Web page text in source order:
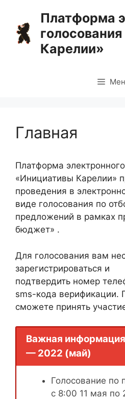
содержимому
Платформа
Карелии»
Главная
Платформа
«Инициативы Карелии»
проведения в
виде голосования по
предложений в рамках
бюджет» .
Для голосования вам
зарегистрироваться и
подтвердить номер
sms-кода верификации.
сможете принять
Важная информация
— 2022 (май)
Голосование по
с 8:00 11 мая по